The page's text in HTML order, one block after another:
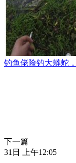
钓鱼佬险钓大蟒蛇
下一篇
31日 上午12:05